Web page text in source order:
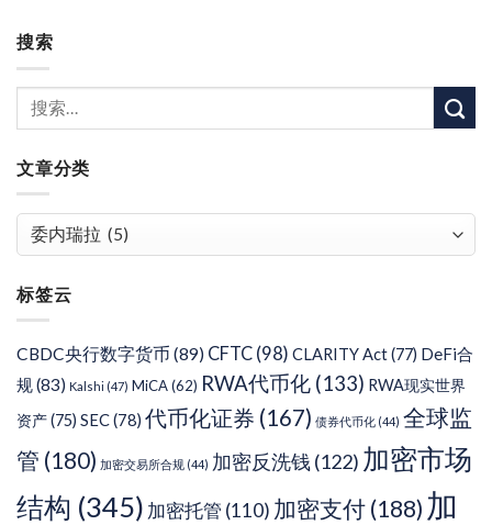
搜索
文章分类
类
标签云
CBDC央行数字货币 (89) CFTC (98) CLARITY Act(77) DeFi合
规(83) Kalshi (47) MiCA(62) RWA代币化 (133) RWA现实世界
资产(75) SEC(78) 代币化证券 (167) 债券代币化 (44) 全球监
管 (180) 加密交易所合规 (44) 加密反洗钱 (122) 加密市场
结构 (345) 加密托管 (110) 加密支付 (188) 加